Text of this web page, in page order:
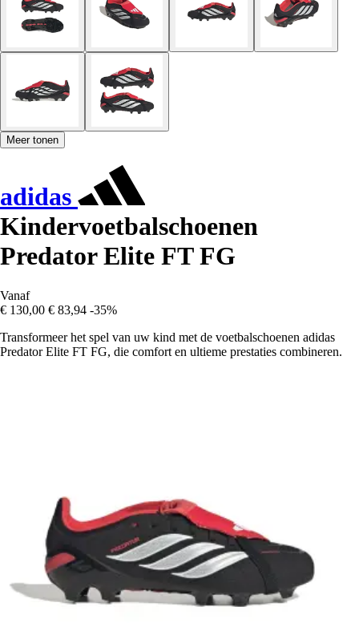
Meer tonen
adidas
Kindervoetbalschoenen
Predator Elite FT FG
Vanaf
€ 130,00 € 83,94 -35%
Transformeer het spel van uw kind met de voetbalschoenen adidas
Predator Elite FT FG, die comfort en ultieme prestaties combineren.